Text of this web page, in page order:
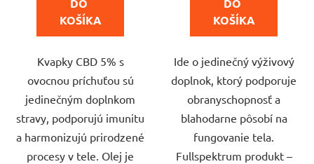
5
hviezdičiek.
DO
KOŠÍKA
Kvapky CBD 5% s
ovocnou príchuťou sú
jedinečným doplnkom
stravy, podporujú imunitu
a harmonizujú prirodzené
procesy v tele. Olej je
5
hviezdičiek.
DO
KOŠÍKA
Ide o jedinečný výživový
doplnok, ktorý podporuje
obranyschopnosť a
blahodarne pôsobí na
fungovanie tela.
Fullspektrum produkt –